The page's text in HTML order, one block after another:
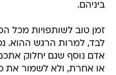
ביניהם.
זמן טוב לשותפויות מכל
לבד, למרות הרגש ההוא.
אדם נוסף שגם יחלוק
או אחרת, ולא לשמור את